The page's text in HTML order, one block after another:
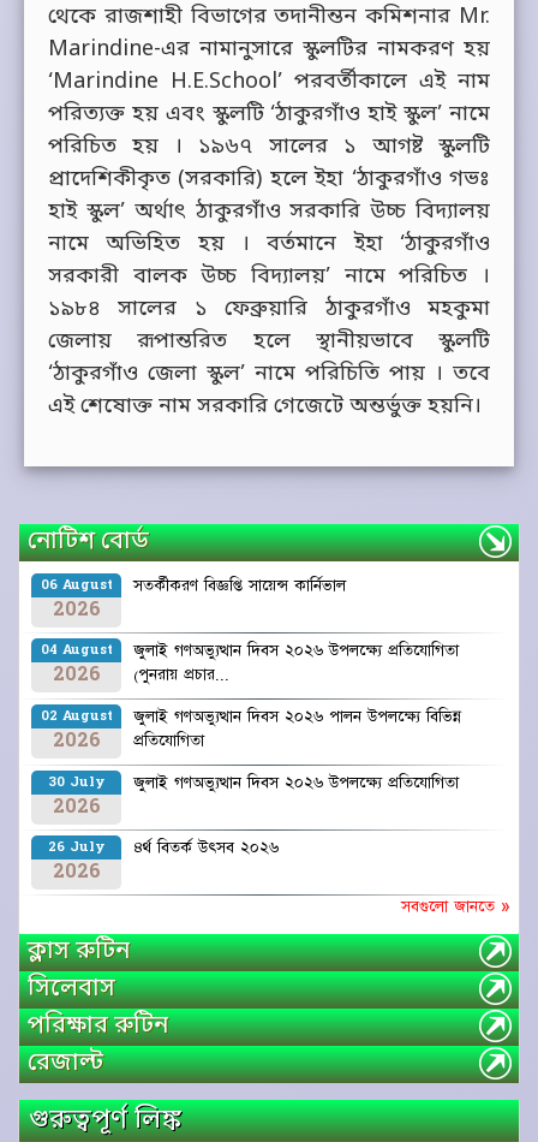
থেকে রাজশাহী বিভাগের তদানীন্তন কমিশনার Mr.
Marindine-এর নামানুসারে স্কুলটির নামকরণ হয়
‘Marindine H.E.School’ পরবর্তীকালে এই নাম
পরিত্যক্ত হয় এবং স্কুলটি ‘ঠাকুরগাঁও হাই স্কুল’ নামে
পরিচিত হয় । ১৯৬৭ সালের ১ আগষ্ট স্কুলটি
প্রাদেশিকীকৃত (সরকারি) হলে ইহা ‘ঠাকুরগাঁও গভঃ
হাই স্কুল’ অর্থাৎ ঠাকুরগাঁও সরকারি উচ্চ বিদ্যালয়
নামে অভিহিত হয় । বর্তমানে ইহা ‘ঠাকুরগাঁও
সরকারী বালক উচ্চ বিদ্যালয়’ নামে পরিচিত ।
১৯৮৪ সালের ১ ফেব্রুয়ারি ঠাকুরগাঁও মহকুমা
জেলায় রূপান্তরিত হলে স্থানীয়ভাবে স্কুলটি
‘ঠাকুরগাঁও জেলা স্কুল’ নামে পরিচিতি পায় । তবে
এই শেষোক্ত নাম সরকারি গেজেটে অন্তর্ভুক্ত হয়নি।
নোটিশ বোর্ড
06 August
2026
সতর্কীকরণ বিজ্ঞপ্তি ‍সায়েন্স কার্নিভাল
04 August
2026
জুলাই গণঅভ্যুত্থান দিবস ২০২৬ উপলক্ষ্যে প্রতিযোগিতা
(পুনরায় প্রচার...
02 August
2026
জুলাই গণঅভ্যুত্থান দিবস ২০২৬ পালন উপলক্ষ্যে বিভিন্ন
প্রতিযোগিতা
30 July
2026
জুলাই গণঅভ্যুত্থান দিবস ২০২৬ উপলক্ষ্যে প্রতিযোগিতা
26 July
2026
৪র্থ বিতর্ক উৎসব ২০২৬
সবগুলো জানতে »
ক্লাস রুটিন
সিলেবাস
পরিক্ষার রুটিন
রেজাল্ট
গুরুত্বপূর্ণ লিঙ্ক